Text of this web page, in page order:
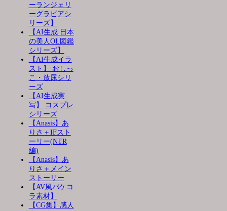
ーランジェリ
ーグラビアシ
リーズ】
【AI生成 日本
の美人OL図鑑
シリーズ】
【AI生成イラ
スト】 おしっ
こ・放尿シリ
ーズ
【AI生成実
写】 コスプレ
シリーズ
【Anasis】あ
りさ＋IFスト
ーリー(NTR
編)
【Anasis】あ
りさ＋メイン
ストーリー
【AV風パケコ
ラ素材】
【CG集】感人